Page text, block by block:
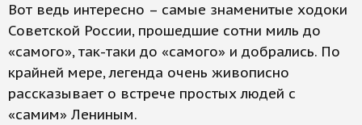
Вот ведь интересно – самые знаменитые ходоки
Советской России, прошедшие сотни миль до
«самого», так-таки до «самого» и добрались. По
крайней мере, легенда очень живописно
рассказывает о встрече простых людей с
«самим» Лениным.